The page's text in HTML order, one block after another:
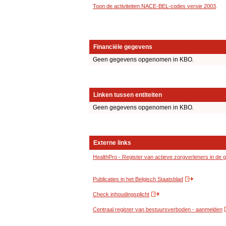
Toon de activiteiten NACE-BEL-codes versie 2003
Financiële gegevens
Geen gegevens opgenomen in KBO.
Linken tussen entiteiten
Geen gegevens opgenomen in KBO.
Externe links
HealthPro - Register van actieve zorgverleners in de
Publicaties in het Belgisch Staatsblad
Check inhoudingsplicht
Centraal register van bestuursverboden - aanmelden